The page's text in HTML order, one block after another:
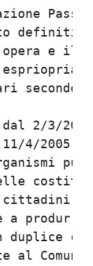
frazione
da
4/
gli
e
in
al